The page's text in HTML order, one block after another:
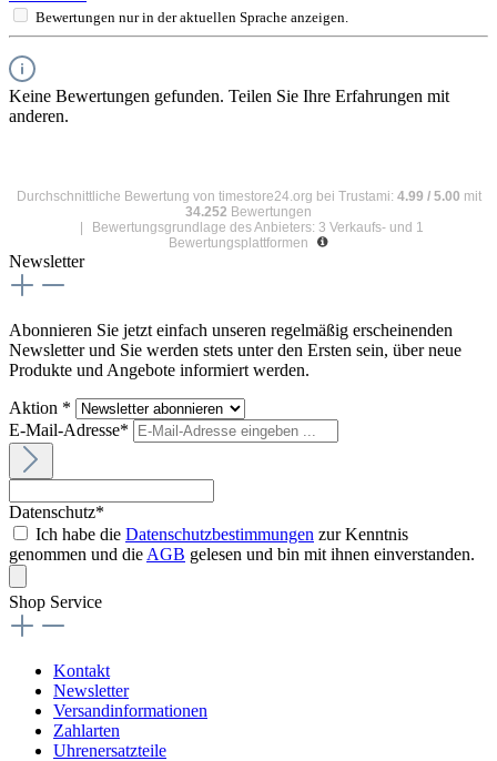
Bewertungen nur in der aktuellen Sprache anzeigen.
Keine Bewertungen gefunden. Teilen Sie Ihre Erfahrungen mit
anderen.
Durchschnittliche Bewertung von timestore24.org bei Trustami: 4.99 / 5.00 mit
34.252 Bewertungen
|
Bewertungsgrundlage des Anbieters: 3 Verkaufs- und 1
Bewertungsplattformen
Newsletter
Abonnieren Sie jetzt einfach unseren regelmäßig erscheinenden
Newsletter und Sie werden stets unter den Ersten sein, über neue
Produkte und Angebote informiert werden.
Aktion *
E-Mail-Adresse*
Datenschutz*
Ich habe die Datenschutzbestimmungen zur Kenntnis
genommen und die AGB gelesen und bin mit ihnen einverstanden.
Shop Service
Kontakt
Newsletter
Versandinformationen
Zahlarten
Uhrenersatzteile